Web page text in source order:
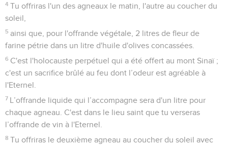
4 Tu offriras l'un des agneaux le matin, l'autre au coucher du
soleil,
5 ainsi que, pour l'offrande végétale, 2 litres de fleur de
farine pétrie dans un litre d'huile d'olives concassées.
6 C'est l'holocauste perpétuel qui a été offert au mont Sinaï ;
c'est un sacrifice brûlé au feu dont l’odeur est agréable à
l'Eternel.
7 L’offrande liquide qui l’accompagne sera d'un litre pour
chaque agneau. C'est dans le lieu saint que tu verseras
l’offrande de vin à l'Eternel.
8 Tu offriras le deuxième agneau au coucher du soleil avec